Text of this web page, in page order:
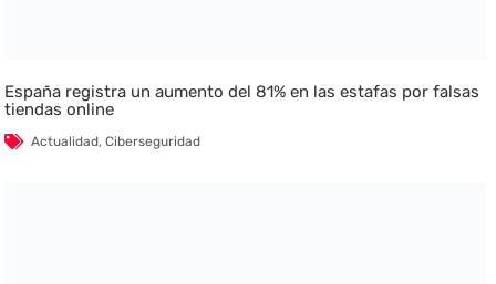
España registra un aumento del 81% en las estafas por falsas
tiendas online
Actualidad,Ciberseguridad